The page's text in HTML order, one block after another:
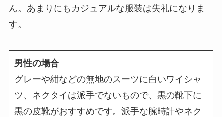
ん。あまりにもカジュアルな服装は失礼になりま
す。
男性の場合
グレーや紺などの無地のスーツに白いワイシャ
ツ、ネクタイは派手でないもので、黒の靴下に
黒の皮靴がおすすめです。派手な腕時計やネク